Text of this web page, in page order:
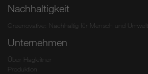
Nachhaltigkeit
Greenovative: Nachhaltig für Mensch und Umwelt.
Unternehmen
Über Hagleitner
Produktion